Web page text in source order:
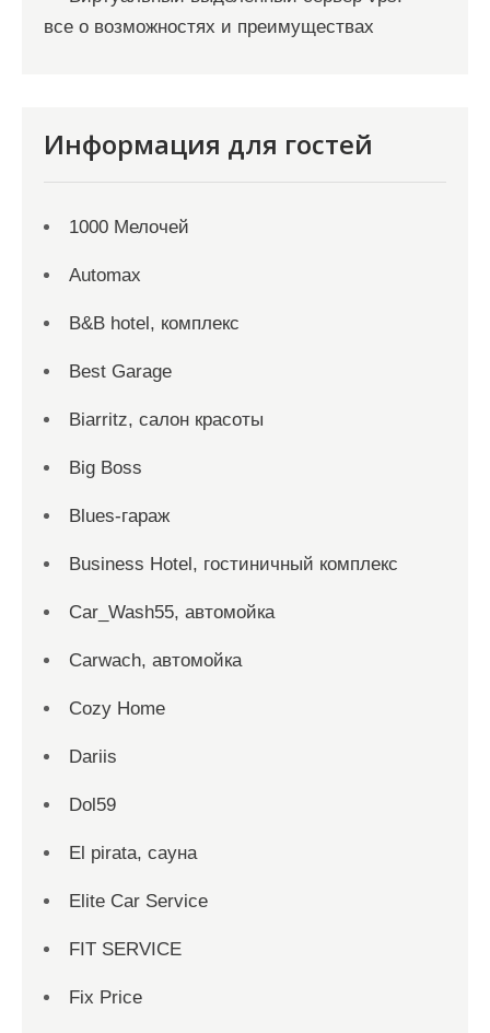
все о возможностях и преимуществах
Информация для гостей
1000 Мелочей
Automax
B&B hotel, комплекс
Best Garage
Biarritz, салон красоты
Big Boss
Blues-гараж
Business Hotel, гостиничный комплекс
Car_Wash55, автомойка
Carwach, автомойка
Cozy Home
Dariis
Dol59
El pirata, сауна
Elite Car Service
FIT SERVICE
Fix Price